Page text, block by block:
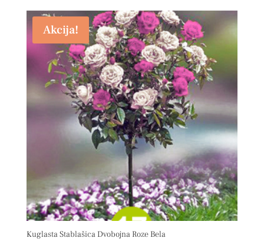
Akcija!
Kuglasta Stablašica Dvobojna Roze Bela